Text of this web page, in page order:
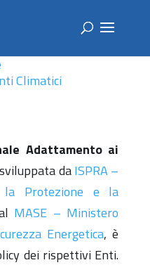
Adattamento ai
daISPRA –
la Protezione e la
MASE – Ministero
Energetica, è
dei rispettivi Enti.